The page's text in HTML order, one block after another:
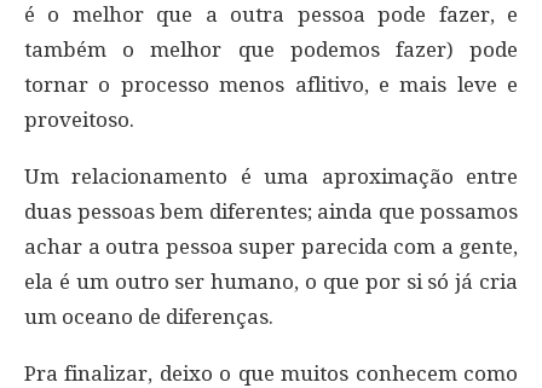
é o melhor que a outra pessoa pode fazer, e
também o melhor que podemos fazer) pode
tornar o processo menos aflitivo, e mais leve e
proveitoso.
Um relacionamento é uma aproximação entre
duas pessoas bem diferentes; ainda que possamos
achar a outra pessoa super parecida com a gente,
ela é um outro ser humano, o que por si só já cria
um oceano de diferenças.
Pra finalizar, deixo o que muitos conhecem como